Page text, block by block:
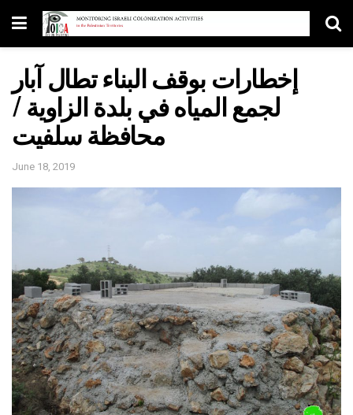
إخطارات بوقف البناء تطال آبار
لجمع المياه في بلدة الزاوية /
محافظة سلفيت
June 18, 2019